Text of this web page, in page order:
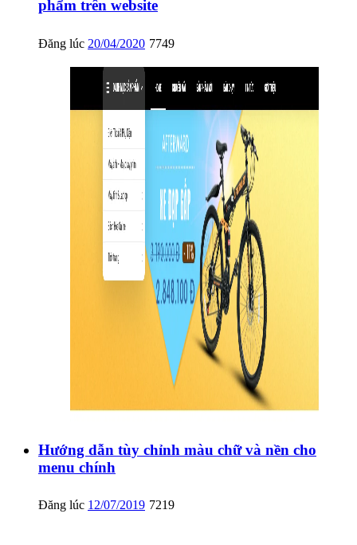
phẩm trên website
Đăng lúc 20/04/2020 7749
Hướng dẫn tùy chỉnh màu chữ và nền cho
menu chính
Đăng lúc 12/07/2019 7219